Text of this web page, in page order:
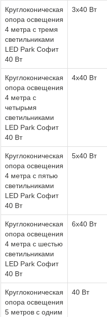
Круглоконическая
опора освещения
4 метра с тремя
светильниками
LED Park Софит
40 Вт
3x40 Вт
Круглоконическая
опора освещения
4 метра с
четырьмя
светильниками
LED Park Софит
40 Вт
4x40 Вт
Круглоконическая
опора освещения
4 метра с пятью
светильниками
LED Park Софит
40 Вт
5x40 Вт
Круглоконическая
опора освещения
4 метра с шестью
светильниками
LED Park Софит
40 Вт
6x40 Вт
Круглоконическая
опора освещения
5 метров с одним
40 Вт